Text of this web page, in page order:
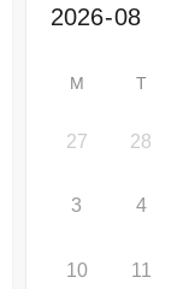
M T
27 28
3 4
10 11